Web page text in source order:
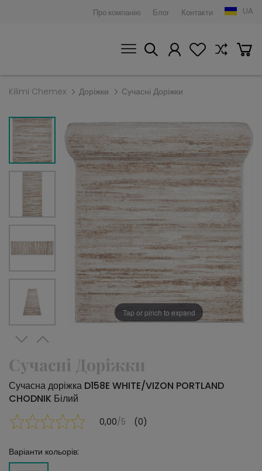
Про компанію Блог Контакти UA
Kilimi Chemex Доріжки Сучасні Доріжки
Tap or pinch to expand
Сучасні Доріжки
Сучасна доріжка D158E WHITE/VIZON PORTLAND
CHODNIK Білий
0,00/5 (0)
Варіанти кольорів: